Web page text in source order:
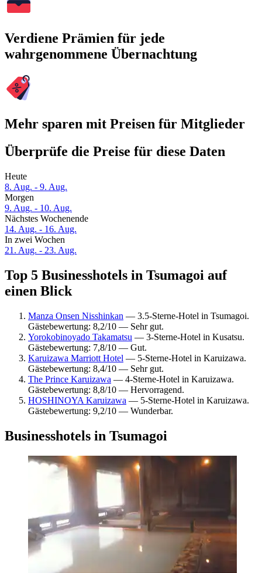
Verdiene Prämien für jede
wahrgenommene Übernachtung
Mehr sparen mit Preisen für Mitglieder
Überprüfe die Preise für diese Daten
Heute
8. Aug. - 9. Aug.
Morgen
9. Aug. - 10. Aug.
Nächstes Wochenende
14. Aug. - 16. Aug.
In zwei Wochen
21. Aug. - 23. Aug.
Top 5 Businesshotels in Tsumagoi auf
einen Blick
Manza Onsen Nisshinkan — 3.5-Sterne-Hotel in Tsumagoi.
Gästebewertung: 8,2/10 — Sehr gut.
Yorokobinoyado Takamatsu — 3-Sterne-Hotel in Kusatsu.
Gästebewertung: 7,8/10 — Gut.
Karuizawa Marriott Hotel — 5-Sterne-Hotel in Karuizawa.
Gästebewertung: 8,4/10 — Sehr gut.
The Prince Karuizawa — 4-Sterne-Hotel in Karuizawa.
Gästebewertung: 8,8/10 — Hervorragend.
HOSHINOYA Karuizawa — 5-Sterne-Hotel in Karuizawa.
Gästebewertung: 9,2/10 — Wunderbar.
Businesshotels in Tsumagoi